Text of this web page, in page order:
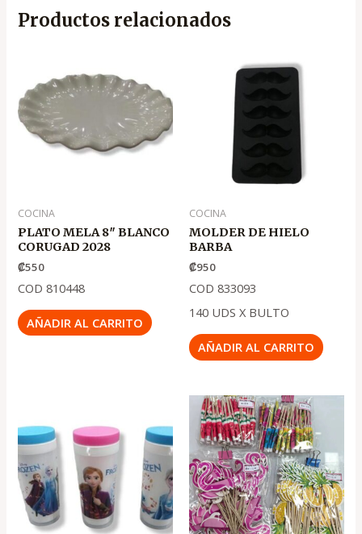
Productos relacionados
COCINA
PLATO MELA 8″ BLANCO
CORUGAD 2028
₡550
COD 810448
AÑADIR AL CARRITO
COCINA
MOLDER DE HIELO
BARBA
₡950
COD 833093
140 UDS X BULTO
AÑADIR AL CARRITO
El
precio
original
era:
.
₡600
El
precio
actual
es:
.
₡400